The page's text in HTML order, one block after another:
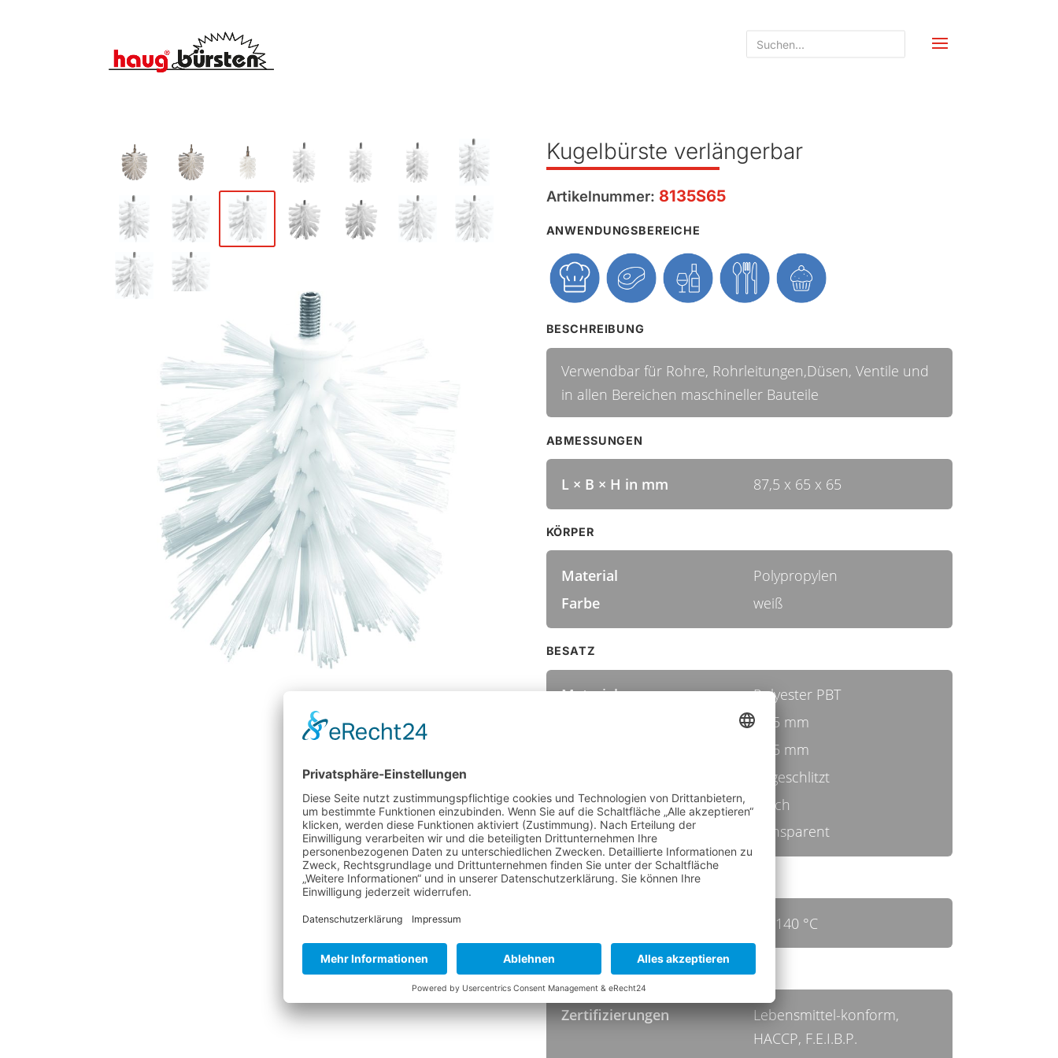
Kugelbürste verlängerbar
Artikelnummer: 8135S65
ANWENDUNGSBEREICHE
BESCHREIBUNG
Verwendbar für Rohre, Rohrleitungen,Düsen, Ventile und
in allen Bereichen maschineller Bauteile
ABMESSUNGEN
L × B × H in mm 87,5 x 65 x 65
KÖRPER
Material
Polypropylen
Farbe
weiß
BESATZ
Material
Polyester PBT
0,25 mm
24,5 mm
ungeschlitzt
Härte
weich
Farbe
transparent
TEMPERATUR
bis 140 °C
HYGIENESTANDARDS
Zertifizierungen
Lebensmittel-konform,
HACCP, F.E.I.B.P.